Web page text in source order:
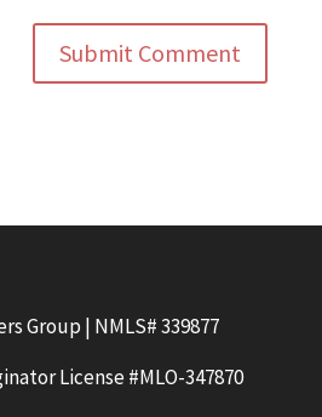
Group | NMLS# 339877
License #MLO-347870